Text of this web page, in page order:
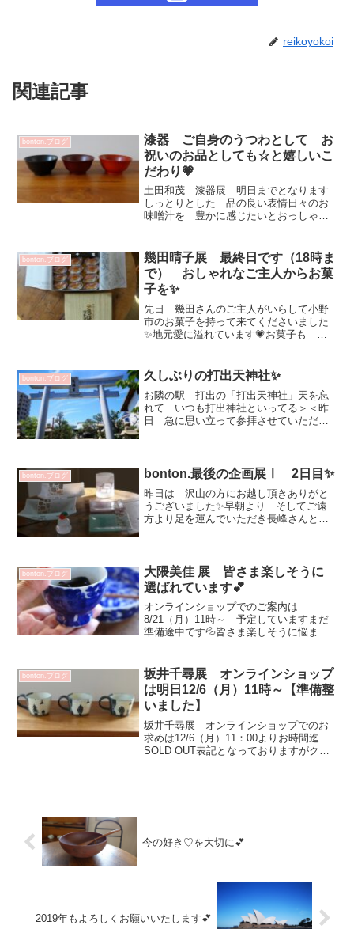
reikoyokoi
関連記事
bonton.ブログ
漆器 ご自身のうつわとして お
祝いのお品としても☆と嬉しいこ
だわり💗
土田和茂 漆器展 明日までとなります
しっとりとした 品の良い表情日々のお
味噌汁を 豊かに感じたいとおっしゃる
✨ トップ画像坐鉢 4.5寸 深
11880円まる椀 11...
bonton.ブログ
幾田晴子展 最終日です（18時ま
で） おしゃれなご主人からお菓
子を✨
先日 幾田さんのご主人がいらして小野
市のお菓子を持って来てくださいました
✨地元愛に溢れています💗お菓子も お
5720円1枚目画像と同じセットですが下に
敷くもので 雰...
bonton.ブログ 久しぶりの打出天神社✨
お隣の駅 打出の「打出天神社」天を忘
れて いつも打出神社といってる＞＜昨
日 急に思い立って参拝させていただき
た💕bonton.オン...
bonton.ブログ bonton.最後の企画展Ⅰ 2日目✨
昨日は 沢山の方にお越し頂きありがと
うございました✨早朝より そしてご遠
方より足を運んでいただき長峰さんと
ただき 申し訳ありませんで...
bonton.ブログ
大隈美佳 展 皆さま楽しそうに
選ばれています💕
オンラインショップでのご案内は
8/21（月）11時～ 予定していますまだ
準備途中です💦皆さま楽しそうに悩まれ
ます💕そしてお久しぶりです！ のお客
さまも多くまたまた嬉しい...
bonton.ブログ
坂井千尋展 オンラインショップ
は明日12/6（月）11時～【準備整
いました】
坂井千尋展 オンラインショップでのお
求めは12/6（月）11：00よりお時間迄
SOLD OUT表記となっておりますがクリ
今の好き♡を大切に💕
2019年もよろしくお願いいたします💕